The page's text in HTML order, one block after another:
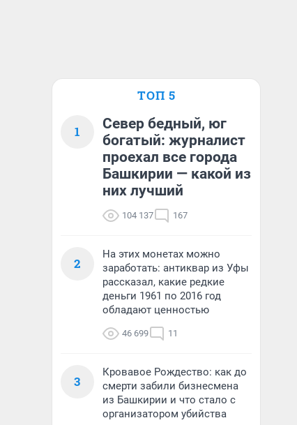
ТОП 5
1
Север бедный, юг
богатый: журналист
проехал все города
Башкирии — какой из
них лучший
104 137 167
2
На этих монетах можно
заработать: антиквар из Уфы
рассказал, какие редкие
деньги 1961 по 2016 год
обладают ценностью
46 699 11
3
Кровавое Рождество: как до
смерти забили бизнесмена
из Башкирии и что стало с
организатором убийства